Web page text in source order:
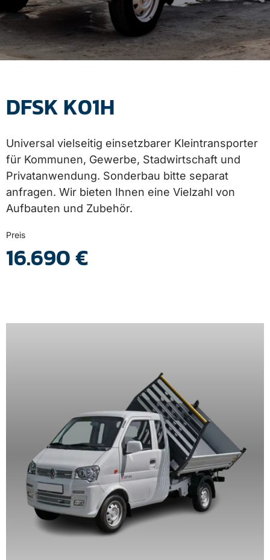
DFSK K01H
Universal vielseitig einsetzbarer Kleintransporter
für Kommunen, Gewerbe, Stadwirtschaft und
Privatanwendung. Sonderbau bitte separat
anfragen. Wir bieten Ihnen eine Vielzahl von
Aufbauten und Zubehör.
Preis
16.690 €